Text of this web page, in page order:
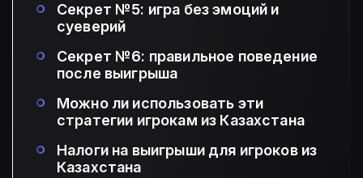
Секрет №5: игра без эмоций и
суеверий
Секрет №6: правильное поведение
после выигрыша
Можно ли использовать эти
стратегии игрокам из Казахстана
Налоги на выигрыши для игроков из
Казахстана